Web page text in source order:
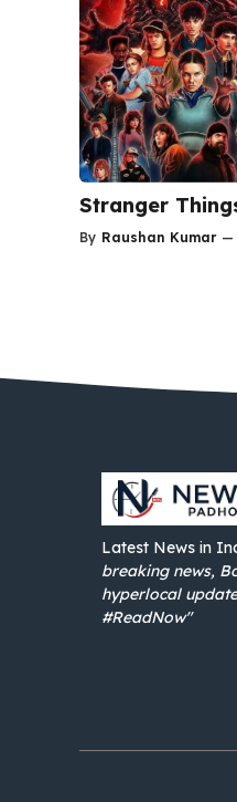
Stranger
By Raushan Kumar —
Latest News in
breaking news,
hyperlocal
#ReadNow"